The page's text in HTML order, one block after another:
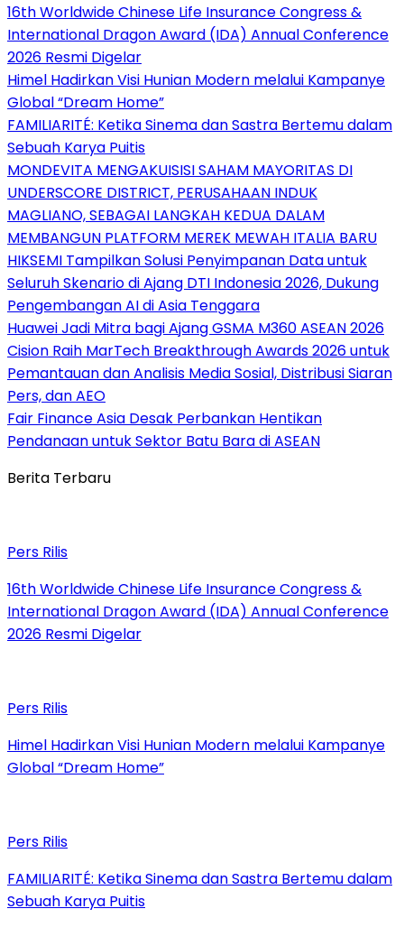
16th Worldwide Chinese Life Insurance Congress &
International Dragon Award (IDA) Annual Conference
2026 Resmi Digelar
Himel Hadirkan Visi Hunian Modern melalui Kampanye
Global “Dream Home”
FAMILIARITÉ: Ketika Sinema dan Sastra Bertemu dalam
Sebuah Karya Puitis
MONDEVITA MENGAKUISISI SAHAM MAYORITAS DI
UNDERSCORE DISTRICT, PERUSAHAAN INDUK
MAGLIANO, SEBAGAI LANGKAH KEDUA DALAM
MEMBANGUN PLATFORM MEREK MEWAH ITALIA BARU
HIKSEMI Tampilkan Solusi Penyimpanan Data untuk
Seluruh Skenario di Ajang DTI Indonesia 2026, Dukung
Pengembangan AI di Asia Tenggara
Huawei Jadi Mitra bagi Ajang GSMA M360 ASEAN 2026
Cision Raih MarTech Breakthrough Awards 2026 untuk
Pemantauan dan Analisis Media Sosial, Distribusi Siaran
Pers, dan AEO
Fair Finance Asia Desak Perbankan Hentikan
Pendanaan untuk Sektor Batu Bara di ASEAN
Berita Terbaru
Pers Rilis
16th Worldwide Chinese Life Insurance Congress &
International Dragon Award (IDA) Annual Conference
2026 Resmi Digelar
Pers Rilis
Himel Hadirkan Visi Hunian Modern melalui Kampanye
Global “Dream Home”
Pers Rilis
FAMILIARITÉ: Ketika Sinema dan Sastra Bertemu dalam
Sebuah Karya Puitis